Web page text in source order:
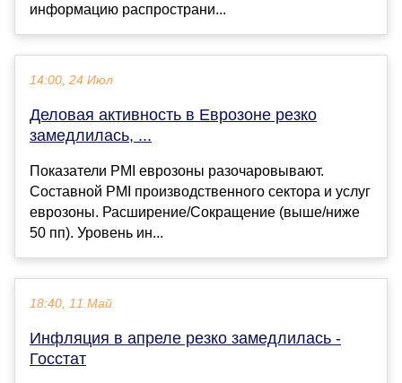
информацию распространи...
14:00, 24 Июл
Деловая активность в Еврозоне резко
замедлилась, ...
Показатели PMI еврозоны разочаровывают.
Составной PMI производственного сектора и услуг
еврозоны. Расширение/Сокращение (выше/ниже
50 пп). Уровень ин...
18:40, 11 Май
Инфляция в апреле резко замедлилась -
Госстат